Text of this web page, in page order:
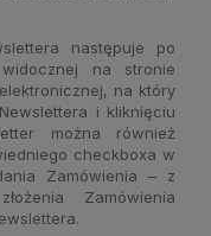
następuje po
na stronie
na który
i kliknięciu
można również
checkboxa w
Zamówienia – z
Zamówienia